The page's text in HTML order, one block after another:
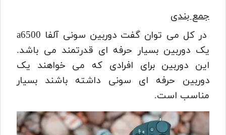
جمع بندی
در کل می توان گفت دوربین سونی آلفا a6500
یک دوربین بسیار حرفه ای قدرتمند می باشد.
این دوربین برای افرادی که می خواهند یک
دوربین حرفه ای سونی داشته باشند بسیار
مناسب است.